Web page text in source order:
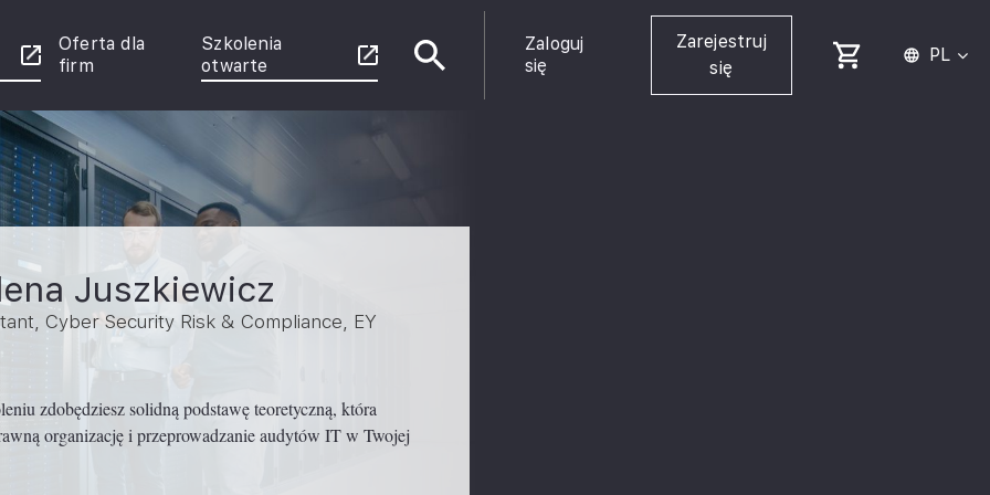
Oferta dla
firm
Szkolenia
otwarte
Zaloguj
się
Zarejestruj
się
PL
Juszkiewicz
Cyber Security Risk & Compliance, EY
zdobędziesz solidną podstawę teoretyczną, która
organizację i przeprowadzanie audytów IT w Twojej